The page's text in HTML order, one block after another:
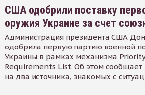
США одобрили поставку
оружия Украине за счет
Администрация президента США
одобрила первую партию военной
Украины в рамках механизма
Requirements List. Об этом сообщает
на два источника, знакомых с